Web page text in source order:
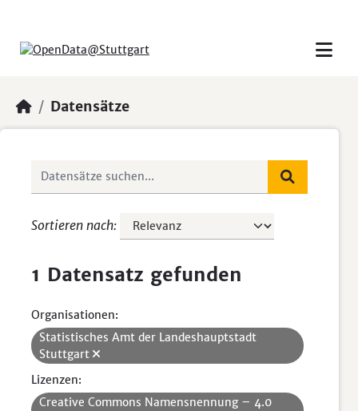
Datensätze
Sortieren nach
1 Datensatz gefunden
Organisationen:
Statistisches Amt der Landeshauptstadt
Stuttgart
Lizenzen:
Creative Commons Namensnennung – 4.0